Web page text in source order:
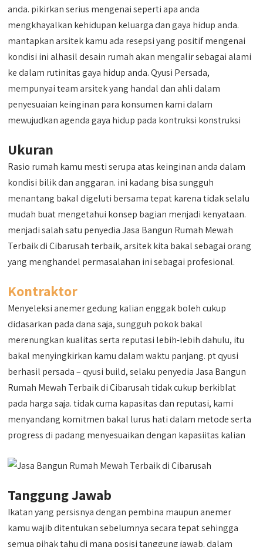
anda. pikirkan serius mengenai seperti apa anda
mengkhayalkan kehidupan keluarga dan gaya hidup anda.
mantapkan arsitek kamu ada resepsi yang positif mengenai
kondisi ini alhasil desain rumah akan mengalir sebagai alami
ke dalam rutinitas gaya hidup anda. Qyusi Persada,
mempunyai team arsitek yang handal dan ahli dalam
penyesuaian keinginan para konsumen kami dalam
mewujudkan agenda gaya hidup pada kontruksi konstruksi
Ukuran
Rasio rumah kamu mesti serupa atas keinginan anda dalam
kondisi bilik dan anggaran. ini kadang bisa sungguh
menantang bakal digeluti bersama tepat karena tidak selalu
mudah buat mengetahui konsep bagian menjadi kenyataan.
menjadi salah satu penyedia Jasa Bangun Rumah Mewah
Terbaik di Cibarusah terbaik, arsitek kita bakal sebagai orang
yang menghandel permasalahan ini sebagai profesional.
Kontraktor
Menyeleksi anemer gedung kalian enggak boleh cukup
didasarkan pada dana saja, sungguh pokok bakal
merenungkan kualitas serta reputasi lebih-lebih dahulu, itu
bakal menyingkirkan kamu dalam waktu panjang. pt qyusi
berhasil persada – qyusi build, selaku penyedia Jasa Bangun
Rumah Mewah Terbaik di Cibarusah tidak cukup berkiblat
pada harga saja. tidak cuma kapasitas dan reputasi, kami
menyandang komitmen bakal lurus hati dalam metode serta
progress di padang menyesuaikan dengan kapasiitas kalian
Tanggung Jawab
Ikatan yang persisnya dengan pembina maupun anemer
kamu wajib ditentukan sebelumnya secara tepat sehingga
semua pihak tahu di mana posisi tanggung jawab. dalam